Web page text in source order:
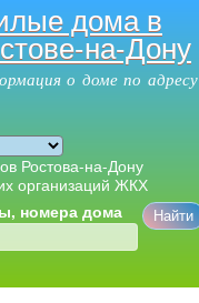
Перейти к
основному
содержанию
дома в
на-Дону
о доме по адресу
Ростова-на-Дону
организаций ЖКХ
номера дома